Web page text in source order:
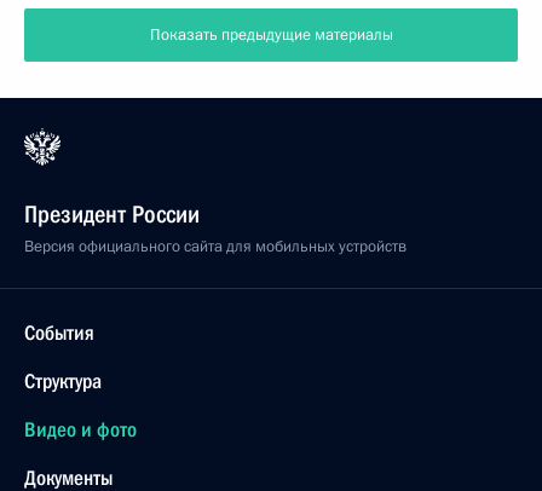
Показать предыдущие материалы
Президент России
Версия официального сайта для мобильных устройств
События
Структура
Видео и фото
Документы